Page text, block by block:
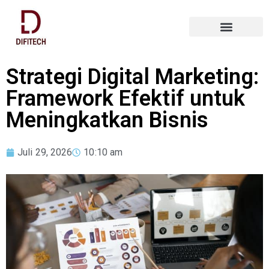
Strategi Digital Marketing:
Framework Efektif untuk
Meningkatkan Bisnis
Juli 29, 2026 10:10 am